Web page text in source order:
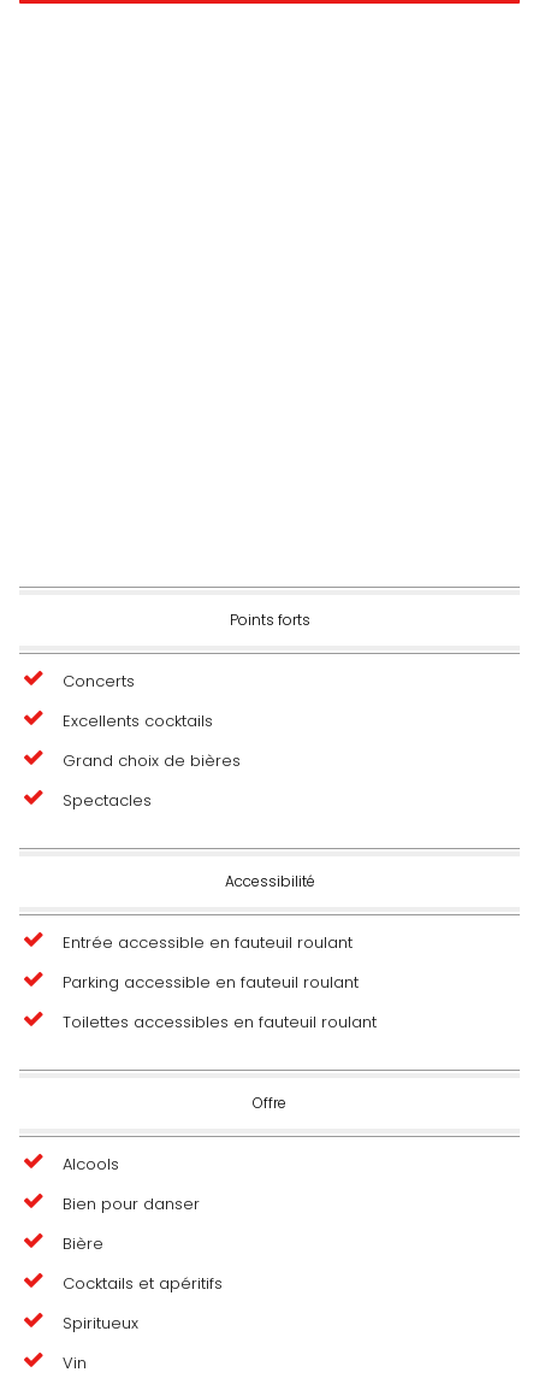
Points forts
Concerts
Excellents cocktails
Grand choix de bières
Spectacles
Accessibilité
Entrée accessible en fauteuil roulant
Parking accessible en fauteuil roulant
Toilettes accessibles en fauteuil roulant
Offre
Alcools
Bien pour danser
Bière
Cocktails et apéritifs
Spiritueux
Vin